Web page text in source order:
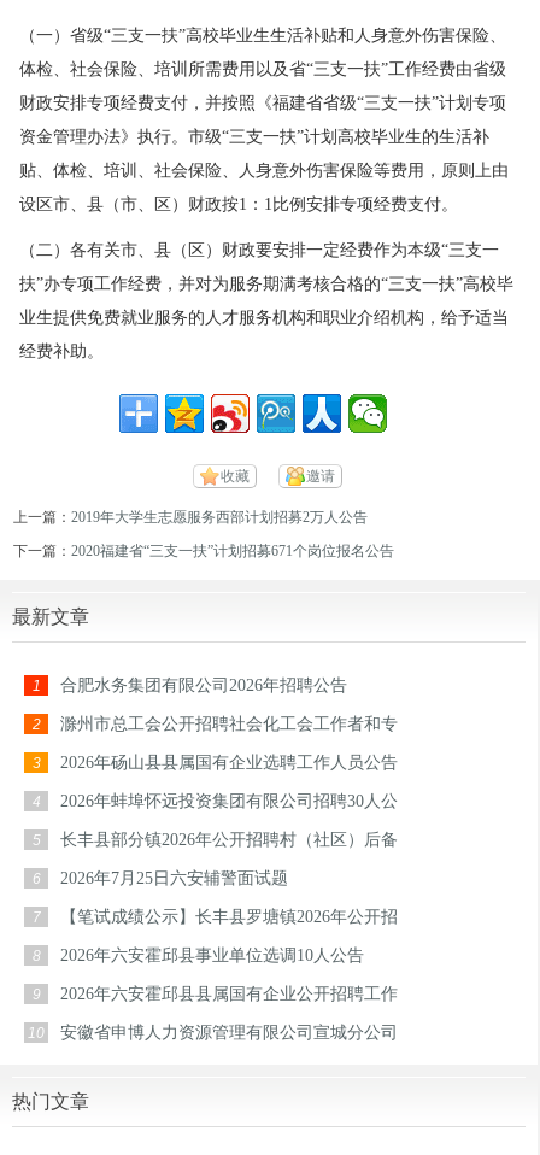
（一）省级“三支一扶”高校毕业生生活补贴和人身意外伤害保险、
体检、社会保险、培训所需费用以及省“三支一扶”工作经费由省级
财政安排专项经费支付，并按照《福建省省级“三支一扶”计划专项
资金管理办法》执行。市级“三支一扶”计划高校毕业生的生活补
贴、体检、培训、社会保险、人身意外伤害保险等费用，原则上由
设区市、县（市、区）财政按1：1比例安排专项经费支付。
（二）各有关市、县（区）财政要安排一定经费作为本级“三支一
扶”办专项工作经费，并对为服务期满考核合格的“三支一扶”高校毕
业生提供免费就业服务的人才服务机构和职业介绍机构，给予适当
经费补助。
收藏 邀请
上一篇：2019年大学生志愿服务西部计划招募2万人公告
下一篇：2020福建省“三支一扶”计划招募671个岗位报名公告
最新文章
1 合肥水务集团有限公司2026年招聘公告
2 滁州市总工会公开招聘社会化工会工作者和专
3 2026年砀山县县属国有企业选聘工作人员公告
4 2026年蚌埠怀远投资集团有限公司招聘30人公
5 长丰县部分镇2026年公开招聘村（社区）后备
6 2026年7月25日六安辅警面试题
7 【笔试成绩公示】长丰县罗塘镇2026年公开招
8 2026年六安霍邱县事业单位选调10人公告
9 2026年六安霍邱县县属国有企业公开招聘工作
10 安徽省申博人力资源管理有限公司宣城分公司
热门文章